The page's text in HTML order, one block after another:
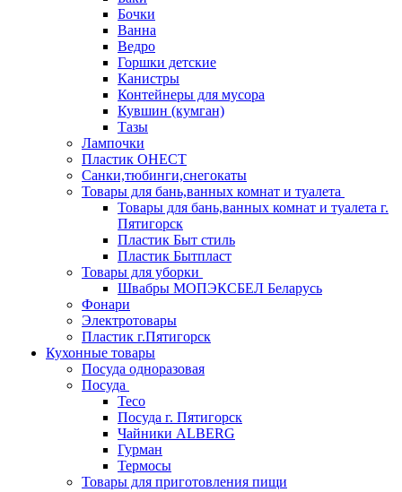
Бочки
Ванна
Ведро
Горшки детские
Канистры
Контейнеры для мусора
Кувшин (кумган)
Тазы
Лампочки
Пластик ОНЕСТ
Санки,тюбинги,снегокаты
Товары для бань,ванных комнат и туалета
Товары для бань,ванных комнат и туалета г.
Пятигорск
Пластик Быт стиль
Пластик Бытпласт
Товары для уборки
Швабры МОПЭКСБЕЛ Беларусь
Фонари
Электротовары
Пластик г.Пятигорск
Кухонные товары
Посуда одноразовая
Посуда
Teco
Посуда г. Пятигорск
Чайники ALBERG
Гурман
Термосы
Товары для приготовления пищи